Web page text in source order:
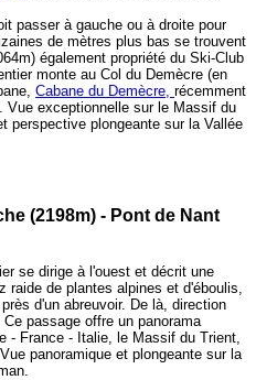
passer à gauche ou à droite pour
de mètres plus bas se trouvent
également propriété du Ski-Club
monte au Col du Demècre (en
Cabane du Demècre, récemment
Vue exceptionnelle sur le Massif du
perspective plongeante sur la Vallée
(2198m) - Pont de Nant
se dirige à l'ouest et décrit une
raide de plantes alpines et d'éboulis,
d'un abreuvoir. De là, direction
passage offre un panorama
- France - Italie, le Massif du Trient,
panoramique et plongeante sur la